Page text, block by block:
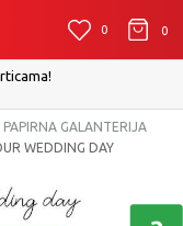
0 0
PAPIRNA GALANTERIJA
WEDDING DAY